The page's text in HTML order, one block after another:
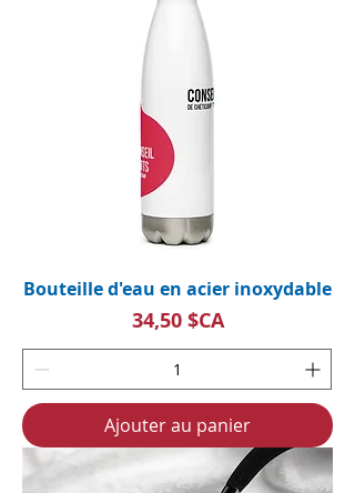
Bouteille d'eau en acier inoxydable
Prix
34,50 $CA
Ajouter au panier